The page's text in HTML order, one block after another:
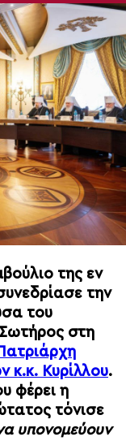
της εν
την
του
στη
Κυρίλλου.
φέρει η
τόνισε
υπονομεύουν